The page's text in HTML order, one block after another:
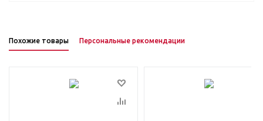
Похожие товары Персональные рекомендации